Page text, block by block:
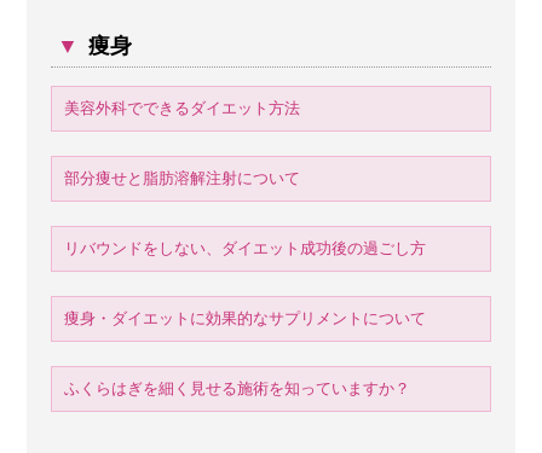
▼ 痩身
美容外科でできるダイエット方法
部分痩せと脂肪溶解注射について
リバウンドをしない、ダイエット成功後の過ごし方
痩身・ダイエットに効果的なサプリメントについて
ふくらはぎを細く見せる施術を知っていますか？